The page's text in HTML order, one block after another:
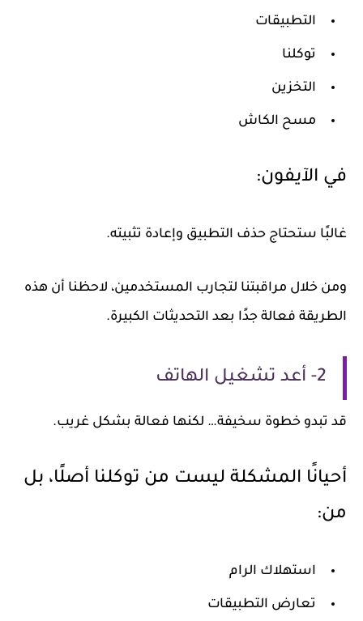
التطبيقات
توكلنا
التخزين
مسح الكاش
في الآيفون:
غالبًا ستحتاج حذف التطبيق وإعادة تثبيته.
ومن خلال مراقبتنا لتجارب المستخدمين، لاحظنا أن هذه
الطريقة فعالة جدًا بعد التحديثات الكبيرة.
2- أعد تشغيل الهاتف
قد تبدو خطوة سخيفة… لكنها فعالة بشكل غريب.
أحيانًا المشكلة ليست من توكلنا أصلًا، بل
من:
استهلاك الرام
تعارض التطبيقات